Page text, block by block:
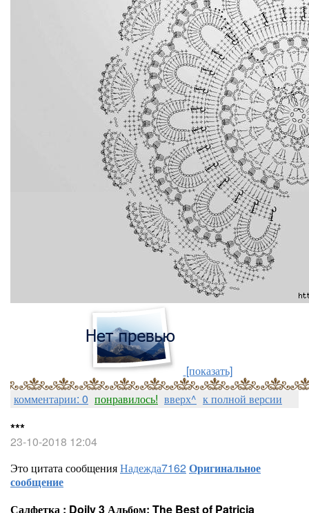
[показать]
комментарии: 0 понравилось! вверх^ к полной версии
***
23-10-2018 12:04
Это цитата сообщенияНадежда7162Оригинальное
сообщение
Салфетка : Doily 3 Альбом: The Best of Patricia